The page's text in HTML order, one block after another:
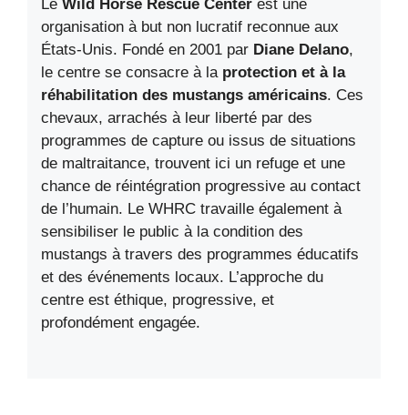
Le Wild Horse Rescue Center est une
organisation à but non lucratif reconnue aux
États-Unis. Fondé en 2001 par Diane Delano,
le centre se consacre à la protection et à la
réhabilitation des mustangs américains. Ces
chevaux, arrachés à leur liberté par des
programmes de capture ou issus de situations
de maltraitance, trouvent ici un refuge et une
chance de réintégration progressive au contact
de l’humain. Le WHRC travaille également à
sensibiliser le public à la condition des
mustangs à travers des programmes éducatifs
et des événements locaux. L’approche du
centre est éthique, progressive, et
profondément engagée.